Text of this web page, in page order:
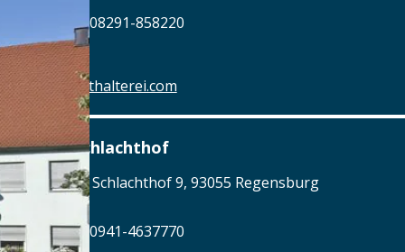
Tel.: Tel.: 08291-858220
Details
www.posthalterei.com
Alter Schlachthof
Am Alten Schlachthof 9, 93055 Regensburg
Tel.: Tel.: 0941-4637770